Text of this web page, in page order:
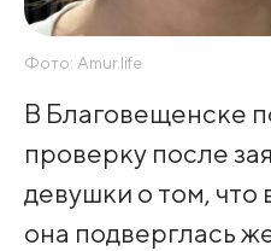
Фото: Amur.life
В Благовещенске
проверку после
девушки о том, что
она подверглась